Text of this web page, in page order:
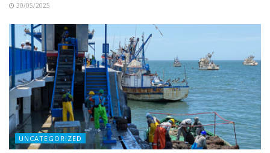
30/05/2025
UNCATEGORIZED